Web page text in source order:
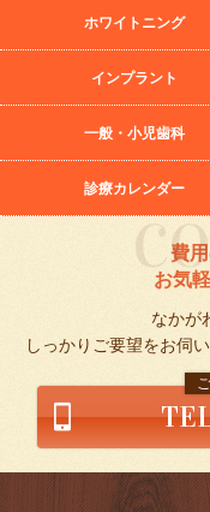
ホワイトニング
インプラント
一般・小児歯科
診療カレンダー
費
お気
なかが
しっかりご要望をお伺